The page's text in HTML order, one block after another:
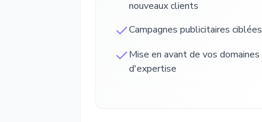
nouveaux clients
Campagnes publicitaires ciblées
Mise en avant de vos domaines
d'expertise